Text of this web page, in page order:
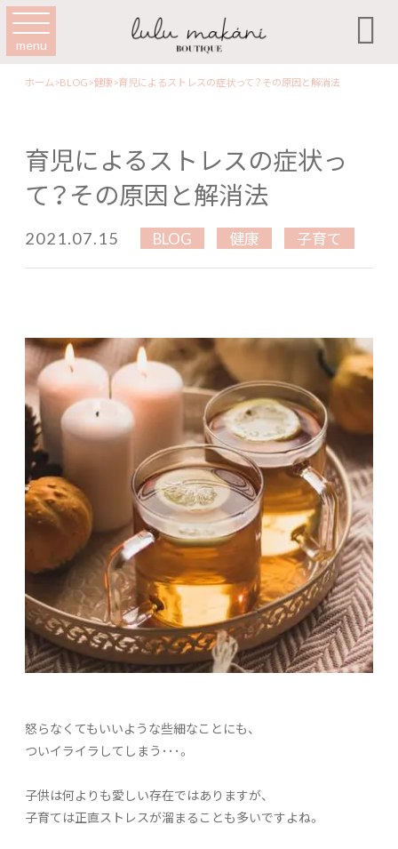
menu 
ホーム>BLOG>健康>育児によるストレスの症状って？その原因と解消法
育児によるストレスの症状っ
て？その原因と解消法
2021.07.15 BLOG 健康 子育て
怒らなくてもいいような些細なことにも、
ついイライラしてしまう･･･。
子供は何よりも愛しい存在ではありますが、
子育ては正直ストレスが溜まることも多いですよね。